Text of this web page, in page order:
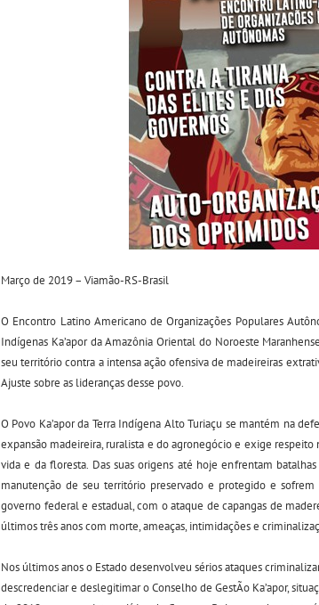
Março de 2019 – Viamão-RS-Brasil
O Encontro Latino Americano de Organizações Populares
Indígenas Ka’apor da Amazônia Oriental do Noroeste
seu território contra a intensa ação ofensiva de madeireiras
Ajuste sobre as lideranças desse povo.
O Povo Ka’apor da Terra Indígena Alto Turiaçu se mantém na
expansão madeireira, ruralista e do agronegócio e exige respeito
vida e da floresta. Das suas origens até hoje enfrentam
manutenção de seu território preservado e protegido e
governo federal e estadual, com o ataque de capangas de
últimos três anos com morte, ameaças, intimidações e
Nos últimos anos o Estado desenvolveu sérios ataques
descredenciar e deslegitimar o Conselho de GestÃo Ka’apor,